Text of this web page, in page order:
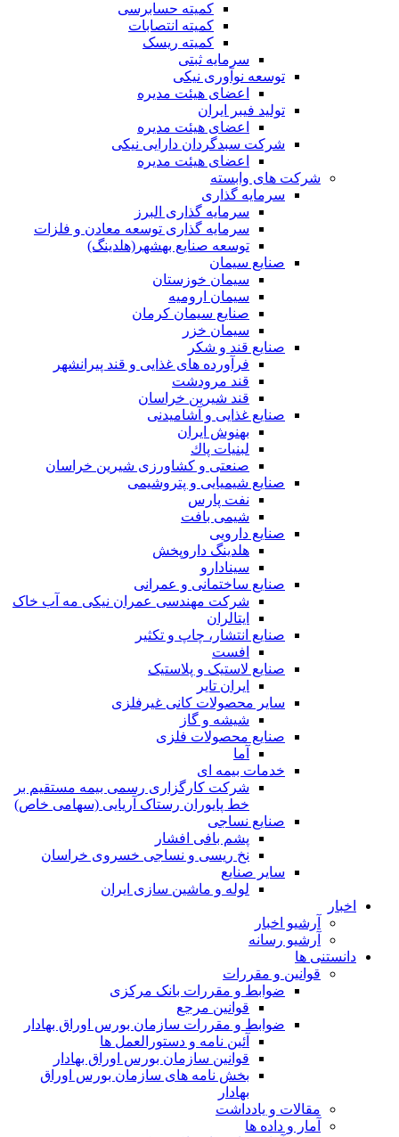
کمیته حسابرسی
کمیته انتصابات
کمیته ریسک
سرمایه ثبتی
توسعه نوآوری نیکی
اعضای هیئت مدیره
تولید فیبر ایران
اعضای هیئت مدیره
شرکت سبدگردان دارایی نیکی
اعضای هیئت مدیره
شرکت های وابسته
سرمایه گذاری
سرمایه گذاری البرز
سرمایه گذاری توسعه معادن و فلزات
توسعه‌ صنایع‌ بهشهر(هلدینگ)
صنایع سیمان
سیمان خوزستان
سیمان ارومیه
صنایع سیمان کرمان
سیمان خزر
صنایع قند و شکر
فرآورده های غذایی و قند پیرانشهر
قند مرودشت
قند شیرین خراسان
صنایع غذايی و آشاميدنی
بهنوش ایران
لبنيات پاك
صنعتی و کشاورزی شیرین خراسان
صنایع شیمیایی و پتروشیمی
نفت پارس
شیمی بافت
صنایع دارویی
هلدینگ داروپخش
سینادارو
صنایع ساختمانی و عمرانی
شرکت مهندسی عمران نیکی مه آب خاک
ایتالران
صنایع انتشار، چاپ و تکثير
افست
صنایع لاستیک و پلاستیک
ایران تایر
ساير محصولات كانی غيرفلزی
شیشه و گاز
صنایع محصولات فلزی
آما
خدمات بیمه ای
شرکت کارگزاری رسمی بیمه مستقیم بر
خط پایوران رستاک آریایی (سهامی خاص)
صنایع نساجی
پشم بافی افشار
نخ ریسی و نساجی خسروی خراسان
سایر صنایع
لوله و ماشین سازی ایران
اخبار
آرشیو اخبار
آرشیو رسانه
دانستنی ها
قوانین و مقررات
ضوابط و مقررات بانک مرکزی
قوانين مرجع
ضوابط و مقررات سازمان بورس اوراق بهادار
آئین نامه و دستورالعمل ها
قوانین سازمان بورس اوراق بهادار
بخش نامه های سازمان بورس اوراق
بهادار
مقالات و یادداشت
آمار و داده ها